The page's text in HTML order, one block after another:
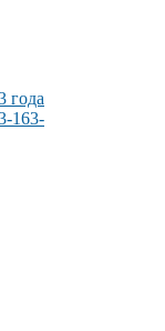
года